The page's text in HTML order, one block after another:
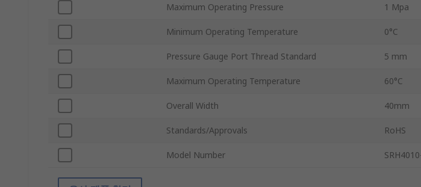
Maximum Operating Pressure 1 Mpa
Minimum Operating Temperature 0°C
Pressure Gauge Port Thread Standard 5 mm
Maximum Operating Temperature 60°C
Overall Width 40mm
Standards/Approvals RoHS
Model Number